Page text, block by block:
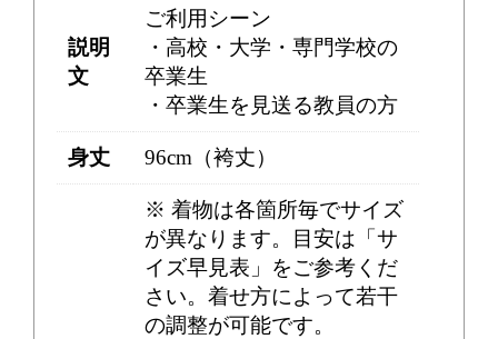
説明
文
ご利用シーン
・高校・大学・専門学校の
卒業生
・卒業生を見送る教員の方
身丈 96cm（袴丈）
※ 着物は各箇所毎でサイズ
が異なります。目安は「サ
イズ早見表」をご参考くだ
さい。着せ方によって若干
の調整が可能です。